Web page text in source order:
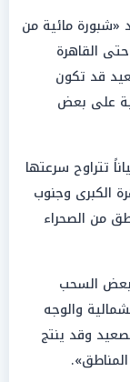
«شبورة مائية من
حتى القاهرة
قد تكون
على بعض
تتراوح سرعتها
الكبرى وجنوب
من الصحراء
بعض السحب
والوجه
وقد ينتج